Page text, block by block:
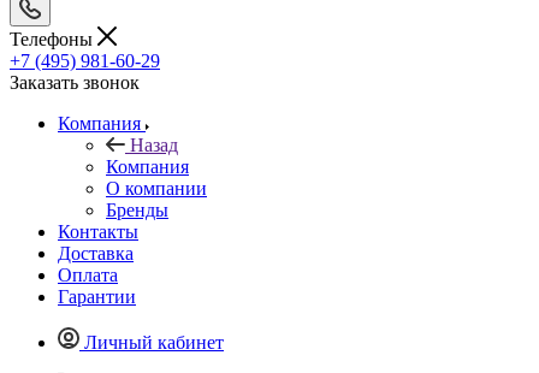
Телефоны
+7 (495) 981-60-29
Заказать звонок
Компания
Назад
Компания
О компании
Бренды
Контакты
Доставка
Оплата
Гарантии
Личный кабинет